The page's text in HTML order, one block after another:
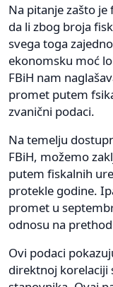
Na pitanje zašto
da li zbog broja
svega toga
ekonomsku moć
FBiH nam
promet putem
zvanični podaci.
Na temelju
FBiH, možemo
putem fiskalnih
protekle godine.
promet u
odnosu na
Ovi podaci
direktnoj korelaciji